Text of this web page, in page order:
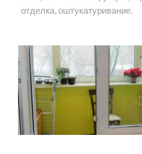
отделка, оштукатуривание.